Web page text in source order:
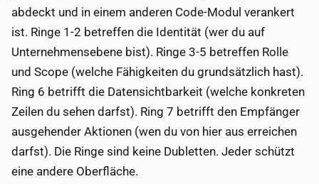
abdeckt und in einem anderen Code-Modul verankert
ist. Ringe 1-2 betreffen die Identität (wer du auf
Unternehmensebene bist). Ringe 3-5 betreffen Rolle
und Scope (welche Fähigkeiten du grundsätzlich hast).
Ring 6 betrifft die Datensichtbarkeit (welche konkreten
Zeilen du sehen darfst). Ring 7 betrifft den Empfänger
ausgehender Aktionen (wen du von hier aus erreichen
darfst). Die Ringe sind keine Dubletten. Jeder schützt
eine andere Oberfläche.